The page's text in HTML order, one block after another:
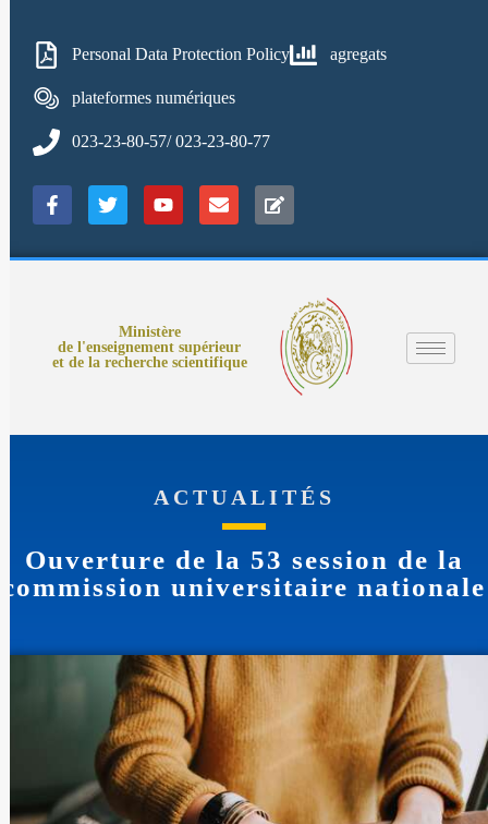
Personal Data Protection Policy agregats
plateformes numériques
023-23-80-57/ 023-23-80-77
Ministère
de l'enseignement supérieur
et de la recherche scientifique
ACTUALITÉS
Ouverture de la 53 session de la
commission universitaire nationale